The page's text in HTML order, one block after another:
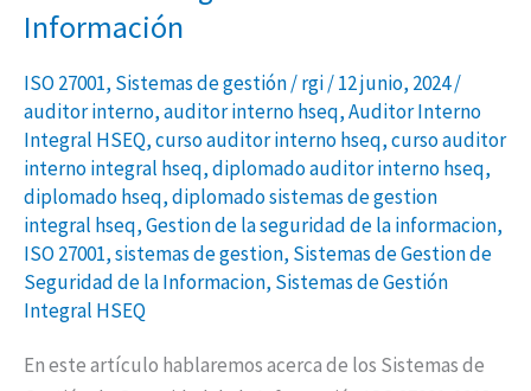
Información
ISO 27001, Sistemas de gestión/rgi/12 junio, 2024/
auditor interno,auditor interno hseq,Auditor Interno
Integral HSEQ,curso auditor interno hseq,curso auditor
interno integral hseq,diplomado auditor interno hseq,
diplomado hseq,diplomado sistemas de gestion
integral hseq,Gestion de la seguridad de la informacion,
ISO 27001,sistemas de gestion, Sistemas de Gestion de
Seguridad de la Informacion, Sistemas de Gestión
Integral HSEQ
En este artículo hablaremos acerca de los Sistemas de